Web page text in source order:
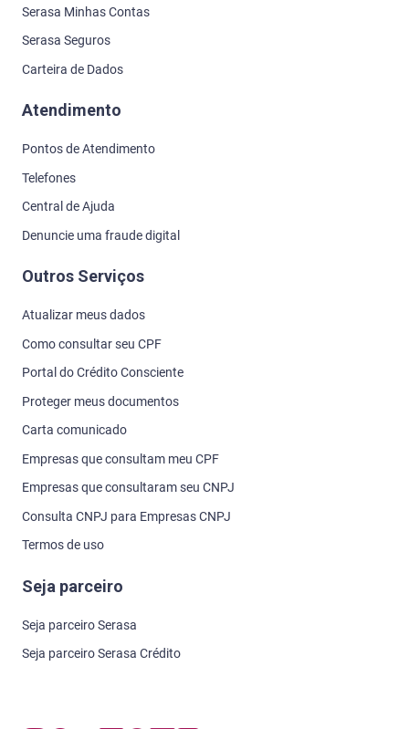
Serasa Minhas Contas
Serasa Seguros
Carteira de Dados
Atendimento
Pontos de Atendimento
Telefones
Central de Ajuda
Denuncie uma fraude digital
Outros Serviços
Atualizar meus dados
Como consultar seu CPF
Portal do Crédito Consciente
Proteger meus documentos
Carta comunicado
Empresas que consultam meu CPF
Empresas que consultaram seu CNPJ
Consulta CNPJ para Empresas CNPJ
Termos de uso
Seja parceiro
Seja parceiro Serasa
Seja parceiro Serasa Crédito